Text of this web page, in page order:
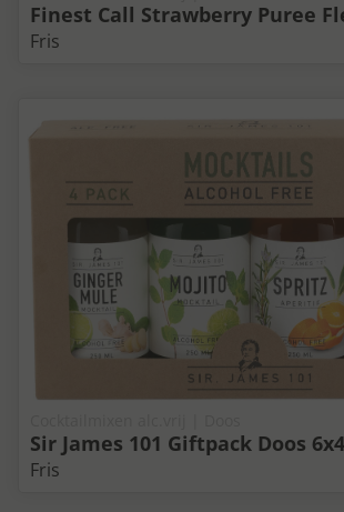
Finest Call Strawberry Puree
Fris
Sir James 101 Giftpack Doos
Fris